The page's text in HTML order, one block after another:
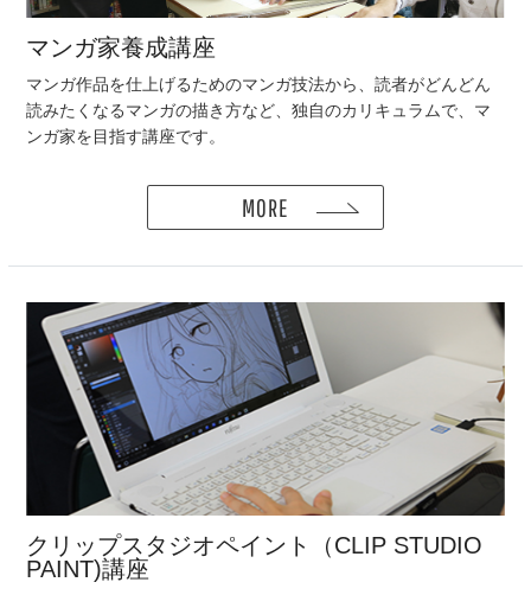
マンガ家養成講座
マンガ作品を仕上げるためのマンガ技法から、読者がどんどん
読みたくなるマンガの描き方など、独自のカリキュラムで、マ
ンガ家を目指す講座です。
MORE
クリップスタジオペイント（CLIP STUDIO
PAINT)講座